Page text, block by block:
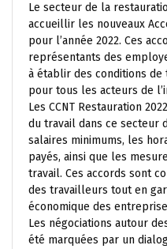
Le secteur de la
accueillir les nouveaux
pour l’année 2022. Ces
représentants des
à établir des conditions
pour tous les acteurs de
Les CCNT Restauration
du travail dans ce secteur
salaires minimums, les
payés, ainsi que les
travail. Ces accords sont
des travailleurs tout en
économique des
Les négociations autour
été marquées par un